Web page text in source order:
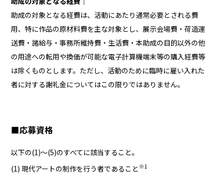
助成の対象となる経費は、活動にあたり通常必要とされる費
用、特に作品の原材料費を主な対象とし、展示会場費・荷造運
送費・諸給与・事務所維持費・生活費・本助成の目的以外の他
の用途への転用や換価が可能な電子計算機端末等の購入経費等
は除くものとします。ただし、活動のために臨時に雇い入れた
者に対する謝礼金についてはこの限りではありません。
■応募資格
以下の(1)～(5)のすべてに該当すること。
(1) 現代アートの制作を行う者であること※1